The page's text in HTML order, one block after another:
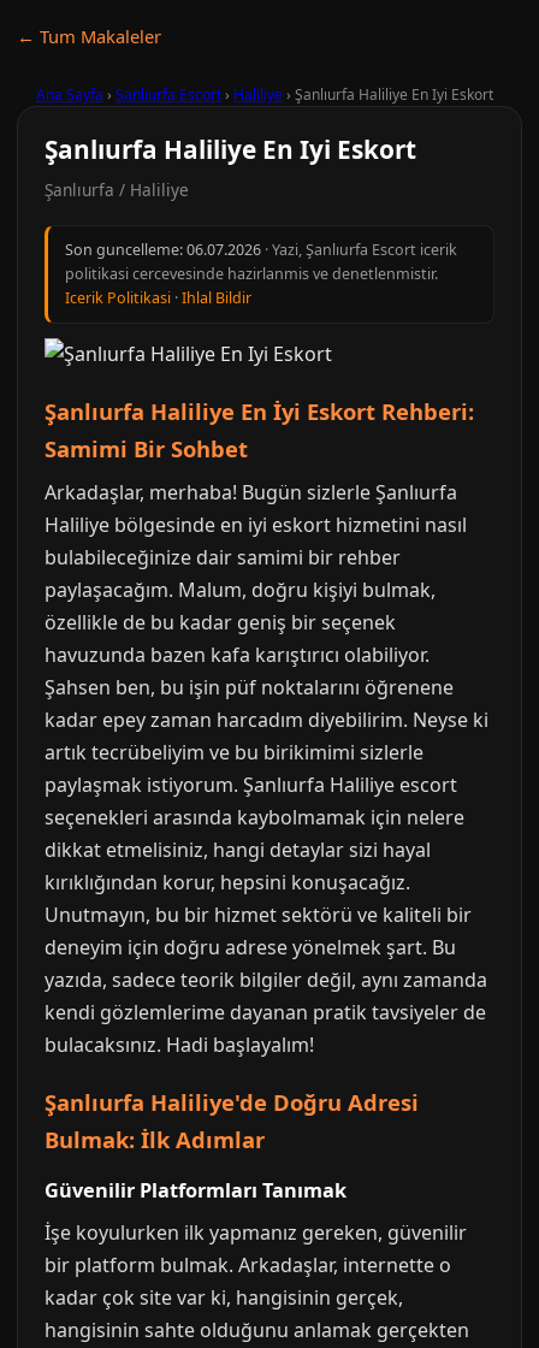
← Tum Makaleler
Ana Sayfa › Şanlıurfa Escort› Haliliye› Şanlıurfa Haliliye En Iyi Eskort
Şanlıurfa Haliliye En Iyi Eskort
Şanlıurfa / Haliliye
Son guncelleme:06.07.2026 · Yazi, Şanlıurfa Escort icerik
politikasi cercevesinde hazirlanmis ve denetlenmistir.
Icerik Politikasi ·Ihlal Bildir
Şanlıurfa Haliliye En İyi Eskort Rehberi:
Samimi Bir Sohbet
Arkadaşlar, merhaba! Bugün sizlerle Şanlıurfa
Haliliye bölgesinde en iyi eskort hizmetini nasıl
bulabileceğinize dair samimi bir rehber
paylaşacağım. Malum, doğru kişiyi bulmak,
özellikle de bu kadar geniş bir seçenek
havuzunda bazen kafa karıştırıcı olabiliyor.
Şahsen ben, bu işin püf noktalarını öğrenene
kadar epey zaman harcadım diyebilirim. Neyse ki
artık tecrübeliyim ve bu birikimimi sizlerle
paylaşmak istiyorum. Şanlıurfa Haliliye escort
seçenekleri arasında kaybolmamak için nelere
dikkat etmelisiniz, hangi detaylar sizi hayal
kırıklığından korur, hepsini konuşacağız.
Unutmayın, bu bir hizmet sektörü ve kaliteli bir
deneyim için doğru adrese yönelmek şart. Bu
yazıda, sadece teorik bilgiler değil, aynı zamanda
kendi gözlemlerime dayanan pratik tavsiyeler de
bulacaksınız. Hadi başlayalım!
Şanlıurfa Haliliye'de Doğru Adresi
Bulmak: İlk Adımlar
Güvenilir Platformları Tanımak
İşe koyulurken ilk yapmanız gereken, güvenilir
bir platform bulmak. Arkadaşlar, internette o
kadar çok site var ki, hangisinin gerçek,
hangisinin sahte olduğunu anlamak gerçekten